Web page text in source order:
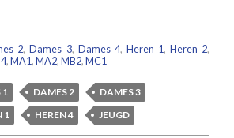
2,Dames 3, Dames 4, Heren 1, Heren 2,
,MA1,MA2,MB2,MC1
1 DAMES 2
DAMES 3
1 HEREN 4 JEUGD